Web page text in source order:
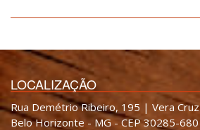
LOCALIZAÇÃO
Rua Demétrio Ribeiro, 195 | Vera Cruz
Belo Horizonte - MG - CEP 30285-680